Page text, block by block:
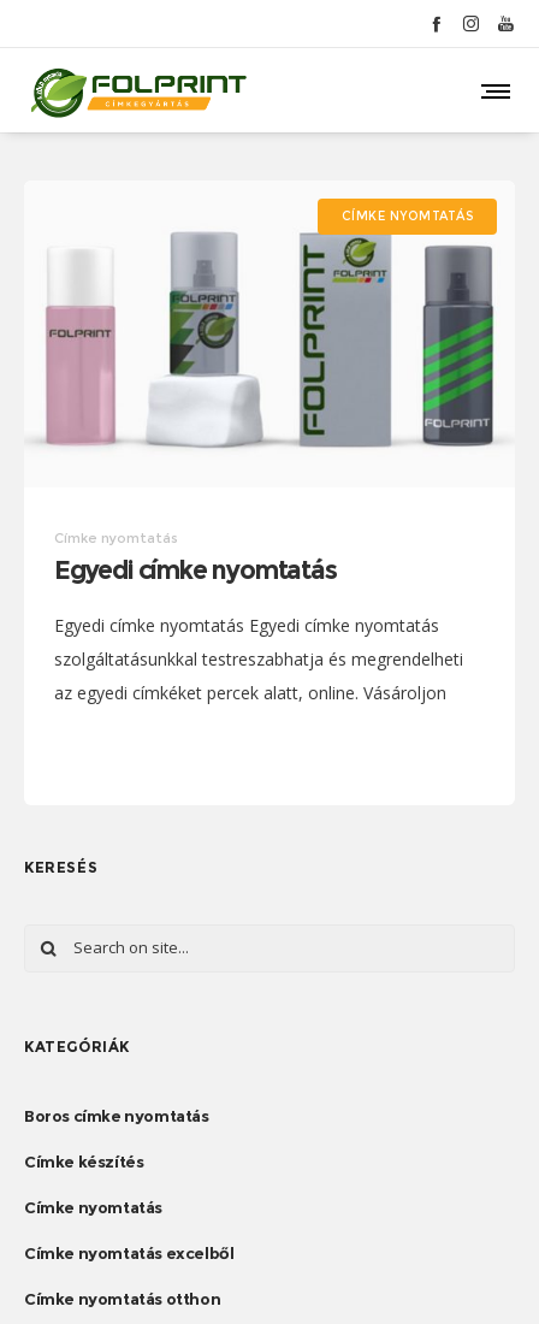
CÍMKE NYOMTATÁS
Címke nyomtatás
Egyedi címke nyomtatás
Egyedi címke nyomtatás Egyedi címke nyomtatás
szolgáltatásunkkal testreszabhatja és megrendelheti
az egyedi címkéket percek alatt, online. Vásároljon
KERESÉS
KATEGÓRIÁK
Boros címke nyomtatás
Címke készítés
Címke nyomtatás
Címke nyomtatás excelből
Címke nyomtatás otthon